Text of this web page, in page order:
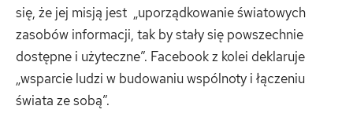
się, że jej misją jest „uporządkowanie światowych
zasobów informacji, tak by stały się powszechnie
dostępne i użyteczne”. Facebook z kolei deklaruje
„wsparcie ludzi w budowaniu wspólnoty i łączeniu
świata ze sobą”.